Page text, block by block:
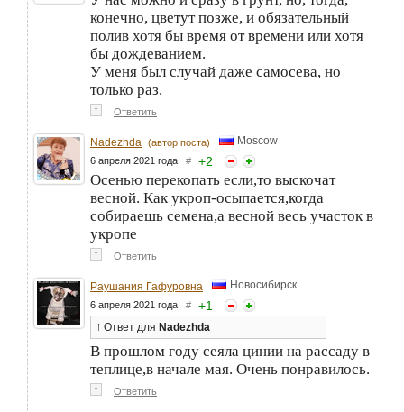
конечно, цветут позже, и обязательный
полив хотя бы время от времени или хотя
бы дождеванием.
У меня был случай даже самосева, но
только раз.
↑ Ответить
Nadezhda (автор поста) Moscow
6 апреля 2021 года # +2
Осенью перекопать если,то выскочат
весной. Как укроп-осыпается,когда
собираешь семена,а весной весь участок в
укропе
↑ Ответить
Раушания Гафуровна Новосибирск
6 апреля 2021 года # +1
↑ Ответ для Nadezhda
В прошлом году сеяла цинии на рассаду в
теплице,в начале мая. Очень понравилось.
↑ Ответить